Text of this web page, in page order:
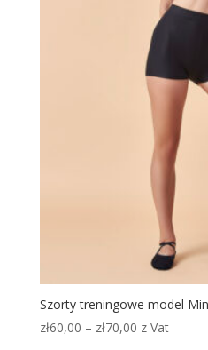
Szorty treningowe model
zł60,00 – zł70,00Zakres
z Vat